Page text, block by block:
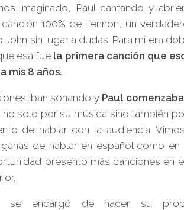
imaginado, Paul cantando y
100% de Lennon, un
John sin lugar a dudas. Para mí era
esa fue la primera canción que
mis 8 años.
iban sonando y Paul
no solo por su música sino también
de hablar con la audiencia.
de hablar en español como en
presentó más canciones en
se encargó de hacer su